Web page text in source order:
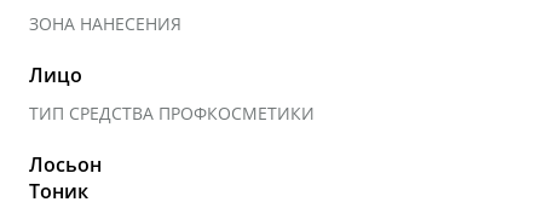
ЗОНА НАНЕСЕНИЯ
Лицо
ТИП СРЕДСТВА ПРОФКОСМЕТИКИ
Лосьон
Тоник